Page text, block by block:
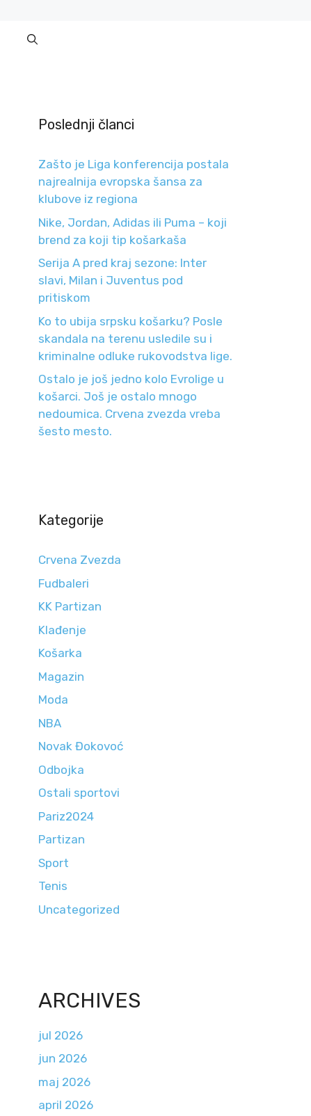
Poslednji članci
Zašto je Liga konferencija postala
najrealnija evropska šansa za
klubove iz regiona
Nike, Jordan, Adidas ili Puma – koji
brend za koji tip košarkaša
Serija A pred kraj sezone: Inter
slavi, Milan i Juventus pod
pritiskom
Ko to ubija srpsku košarku? Posle
skandala na terenu usledile su i
kriminalne odluke rukovodstva lige.
Ostalo je još jedno kolo Evrolige u
košarci. Još je ostalo mnogo
nedoumica. Crvena zvezda vreba
šesto mesto.
Kategorije
Crvena Zvezda
Fudbaleri
KK Partizan
Klađenje
Košarka
Magazin
Moda
NBA
Novak Đokovoć
Odbojka
Ostali sportovi
Pariz2024
Partizan
Sport
Tenis
Uncategorized
ARCHIVES
jul 2026
jun 2026
maj 2026
april 2026